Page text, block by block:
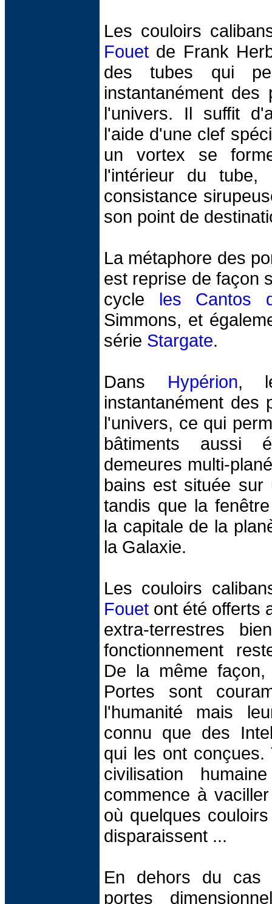
Les couloirs
Fouet de Frank
des tubes qui
instantanément des
l'univers. Il suffit
l'aide d'une clef
un vortex se
l'intérieur du
consistance
son point de
La métaphore des
est reprise de façon
cycle les Cantos
Simmons, et
série Stargate.
Dans Hypérion,
instantanément des
l'univers, ce qui
bâtiments aussi
demeures multi-
bains est située sur
tandis que la
la capitale de la
la Galaxie.
Les couloirs
Fouet ont été offerts
extra-terrestres
fonctionnement
De la même
Portes sont
l'humanité mais
connu que des
qui les ont conçues.
civilisation
commence à
où quelques
disparaissent ...
En dehors du cas
portes